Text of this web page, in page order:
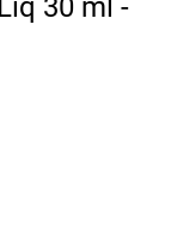
30 ml -